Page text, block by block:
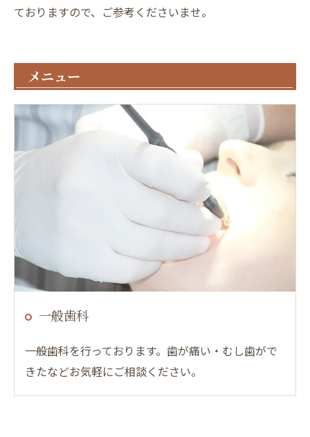
ておりますので、ご参考くださいませ。
メニュー
一般歯科
一般歯科を行っております。歯が痛い・むし歯がで
きたなどお気軽にご相談ください。